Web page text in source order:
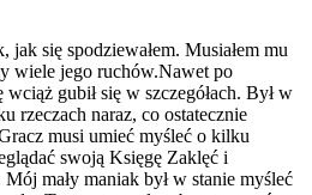
jak się spodziewałem. Musiałem mu
wiele jego ruchów.Nawet po
gubił się w szczegółach. Był w
rzeczach naraz, co ostatecznie
musi umieć myśleć o kilku
swoją Księgę Zaklęć i
mały maniak był w stanie myśleć